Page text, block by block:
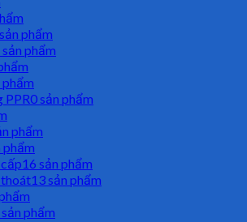
phẩm
sản phẩm
phẩm
PPR0 sản phẩm
phẩm
phẩm
16 sản phẩm
thoát13 sản phẩm
phẩm